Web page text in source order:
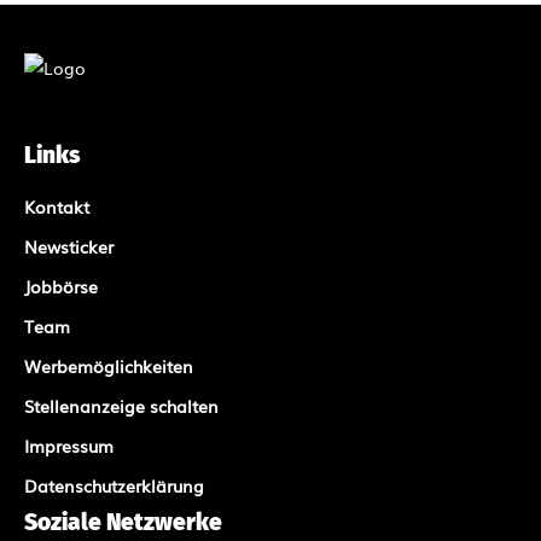
Links
Kontakt
Newsticker
Jobbörse
Team
Werbemöglichkeiten
Stellenanzeige schalten
Impressum
Datenschutzerklärung
Soziale Netzwerke